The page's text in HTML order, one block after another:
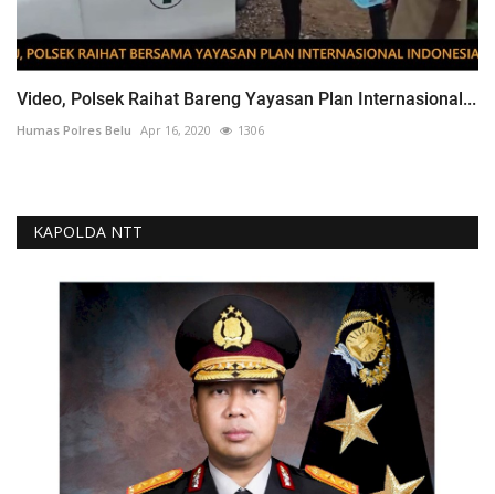
Video, Polsek Raihat Bareng Yayasan Plan Internasional...
Humas Polres Belu Apr 16, 2020 1306
KAPOLDA NTT